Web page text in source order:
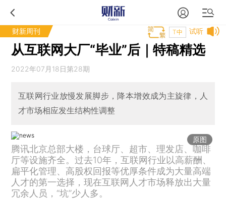
财新周刊 试听
T中
从互联网大厂“毕业”后｜特稿精选
2022年07月18日第28期
互联网行业放慢发展脚步，降本增效成为主旋律，人
才市场相应发生结构性调整
原图
腾讯北京总部大楼，台球厅、超市、理发店、咖啡
厅等设施齐全。过去10年，互联网行业以高薪酬、
扁平化管理、高股权回报等优厚条件成为大量高端
人才的第一选择，现在互联网人才市场释放出大量
冗余人员，“坑”少人多。